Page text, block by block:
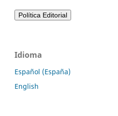
Idioma
Español (España)
English